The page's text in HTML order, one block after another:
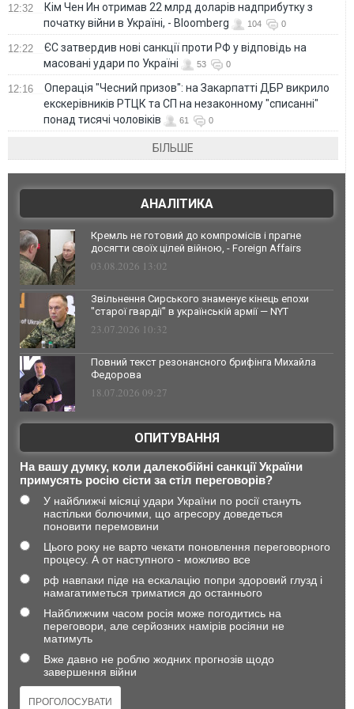
12:32
Кім Чен Ин отримав 22 млрд доларів надприбутку з
початку війни в Україні, - Bloomberg
104 0
12:22
ЄС затвердив нові санкції проти РФ у відповідь на
масовані удари по Україні
53 0
12:16
Операція "Чесний призов": на Закарпатті ДБР викрило
екскерівників РТЦК та СП на незаконному "списанні"
понад тисячі чоловіків
61 0
БІЛЬШЕ
АНАЛІТИКА
Кремль не готовий до компромісів і прагне
досягти своїх цілей війною, - Foreign Affairs
03.08.2026 13:02
Звільнення Сирського знаменує кінець епохи
"старої гвардії" в українській армії — NYT
23.07.2026 10:32
Повний текст резонансного брифінга Михайла
Федорова
18.07.2026 09:27
ОПИТУВАННЯ
На вашу думку, коли далекобійні санкції України
примусять росію сісти за стіл переговорів?
У найближчі місяці удари України по росії стануть
настільки болючими, що агресору доведеться
поновити перемовини
Цього року не варто чекати поновлення переговорного
процесу. А от наступного - можливо все
рф навпаки піде на ескалацію попри здоровий глузд і
намагатиметься триматися до останнього
Найближчим часом росія може погодитись на
переговори, але серйозних намірів росіяни не
матимуть
Вже давно не роблю жодних прогнозів щодо
завершення війни